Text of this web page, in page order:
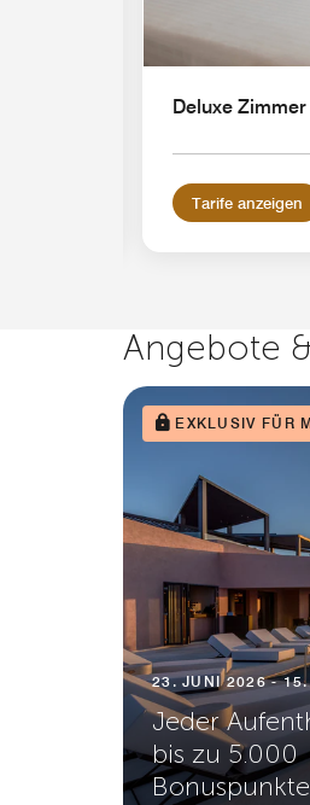
Deluxe Zimmer
Tarife anzeigen
Angebote
EXKLUSIV FÜR
23. JUNI 2026 - 15.
Jeder
bis zu 5.000